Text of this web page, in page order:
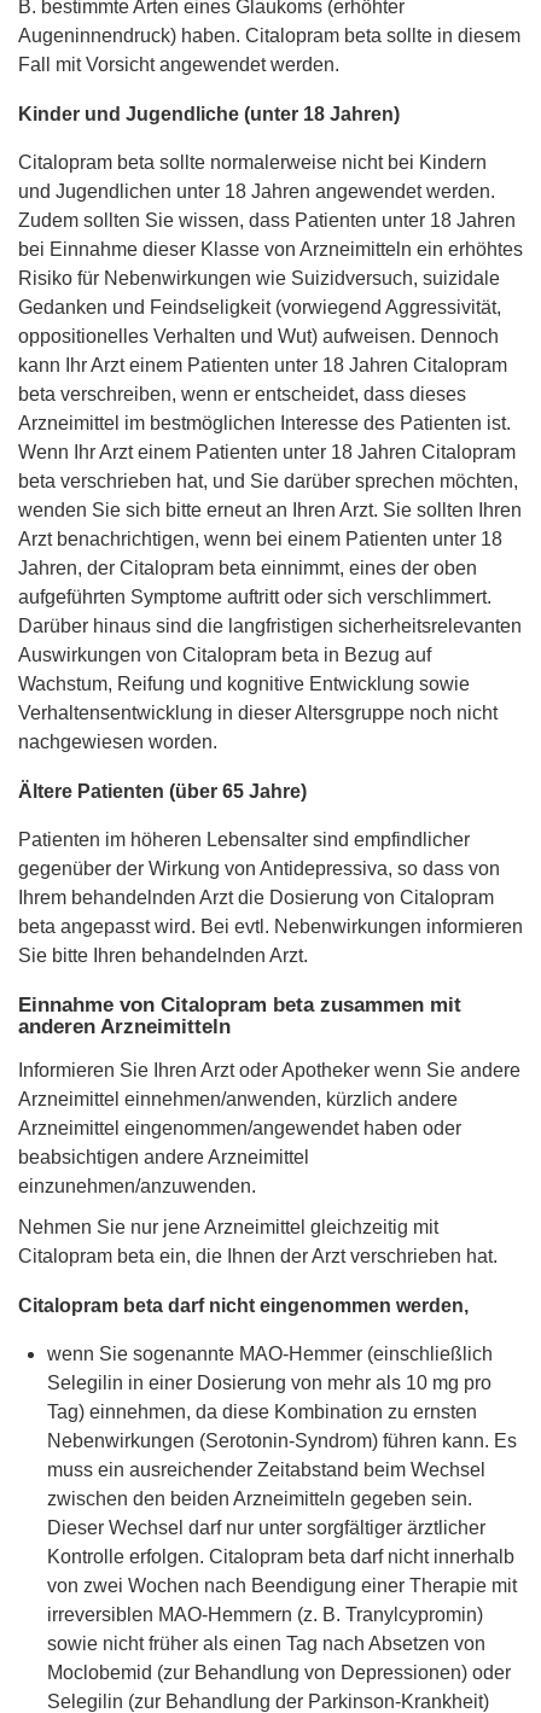
B. bestimmte Arten eines Glaukoms (erhöhter
Augeninnendruck) haben. Citalopram beta sollte in diesem
Fall mit Vorsicht angewendet werden.
Kinder und Jugendliche (unter 18 Jahren)
Citalopram beta sollte normalerweise nicht bei Kindern
und Jugendlichen unter 18 Jahren angewendet werden.
Zudem sollten Sie wissen, dass Patienten unter 18 Jahren
bei Einnahme dieser Klasse von Arzneimitteln ein erhöhtes
Risiko für Nebenwirkungen wie Suizidversuch, suizidale
Gedanken und Feindseligkeit (vorwiegend Aggressivität,
oppositionelles Verhalten und Wut) aufweisen. Dennoch
kann Ihr Arzt einem Patienten unter 18 Jahren Citalopram
beta verschreiben, wenn er entscheidet, dass dieses
Arzneimittel im bestmöglichen Interesse des Patienten ist.
Wenn Ihr Arzt einem Patienten unter 18 Jahren Citalopram
beta verschrieben hat, und Sie darüber sprechen möchten,
wenden Sie sich bitte erneut an Ihren Arzt. Sie sollten Ihren
Arzt benachrichtigen, wenn bei einem Patienten unter 18
Jahren, der Citalopram beta einnimmt, eines der oben
aufgeführten Symptome auftritt oder sich verschlimmert.
Darüber hinaus sind die langfristigen sicherheitsrelevanten
Auswirkungen von Citalopram beta in Bezug auf
Wachstum, Reifung und kognitive Entwicklung sowie
Verhaltensentwicklung in dieser Altersgruppe noch nicht
nachgewiesen worden.
Ältere Patienten (über 65 Jahre)
Patienten im höheren Lebensalter sind empfindlicher
gegenüber der Wirkung von Antidepressiva, so dass von
Ihrem behandelnden Arzt die Dosierung von Citalopram
beta angepasst wird. Bei evtl. Nebenwirkungen informieren
Sie bitte Ihren behandelnden Arzt.
Einnahme von Citalopram beta zusammen mit
anderen Arzneimitteln
Informieren Sie Ihren Arzt oder Apotheker wenn Sie andere
Arzneimittel einnehmen/anwenden, kürzlich andere
Arzneimittel eingenommen/angewendet haben oder
beabsichtigen andere Arzneimittel
einzunehmen/anzuwenden.
Nehmen Sie nur jene Arzneimittel gleichzeitig mit
Citalopram beta ein, die Ihnen der Arzt verschrieben hat.
Citalopram beta darf nicht eingenommen werden,
wenn Sie sogenannte MAO-Hemmer (einschließlich
Selegilin in einer Dosierung von mehr als 10 mg pro
Tag) einnehmen, da diese Kombination zu ernsten
Nebenwirkungen (Serotonin-Syndrom) führen kann. Es
muss ein ausreichender Zeitabstand beim Wechsel
zwischen den beiden Arzneimitteln gegeben sein.
Dieser Wechsel darf nur unter sorgfältiger ärztlicher
Kontrolle erfolgen. Citalopram beta darf nicht innerhalb
von zwei Wochen nach Beendigung einer Therapie mit
irreversiblen MAO-Hemmern (z. B. Tranylcypromin)
sowie nicht früher als einen Tag nach Absetzen von
Moclobemid (zur Behandlung von Depressionen) oder
Selegilin (zur Behandlung der Parkinson-Krankheit)